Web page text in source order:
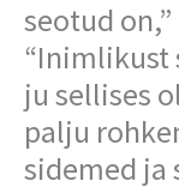
seotud
“Inimlikust
ju sellises
palju
sidemed ja